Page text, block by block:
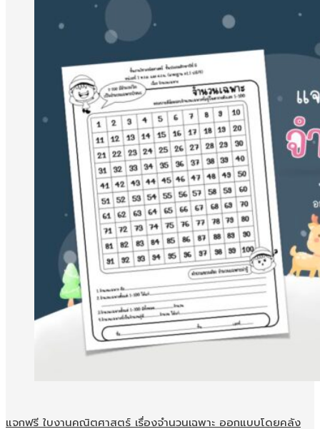
แจกฟรี ใบงานคณิตศาสตร์ เรื่องจำนวนเฉพาะ ออกแบบโดยคลัง